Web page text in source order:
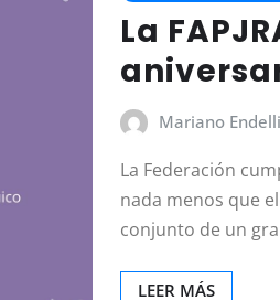
La
Mariano Endelli
La Federación
nada menos que
conjunto de un
LEER MÁS